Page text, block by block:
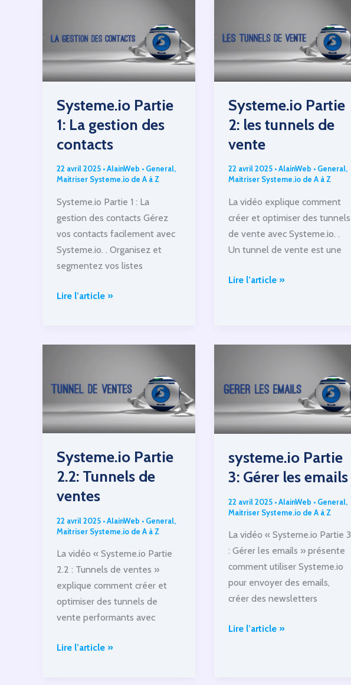
Systeme.io Partie
1: La gestion des
contacts
22 avril 2025 •AlainWeb • General,
Maitriser Systeme.io de A à Z
Systeme.io Partie 1 : La
gestion des contacts Gérez
vos contacts facilement avec
Systeme.io. . Organisez et
segmentez vos listes
Systeme.io
La
contacts
Lire l’article »
Systeme.io Partie
2: les tunnels de
vente
22 avril 2025 •AlainWeb • General,
Maitriser Systeme.io de A à Z
La vidéo explique comment
créer et optimiser des tunnels
de vente avec Systeme.io. .
Un tunnel de vente est une
Systeme.io
tunnels
Lire l’article »
Systeme.io Partie
2.2: Tunnels de
ventes
22 avril 2025 •AlainWeb • General,
Maitriser Systeme.io de A à Z
La vidéo « Systeme.io Partie
2.2 : Tunnels de ventes »
explique comment créer et
optimiser des tunnels de
vente performants avec
Systeme.io
Lire l’article »
systeme.io Partie
3: Gérer les emails
22 avril 2025 •AlainWeb • General,
Maitriser Systeme.io de A à Z
La vidéo « Systeme.io Partie 3
: Gérer les emails » présente
comment utiliser Systeme.io
pour envoyer des emails,
créer des newsletters
systeme.io
Lire l’article »